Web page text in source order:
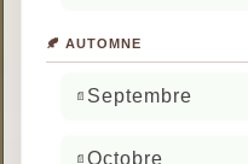
🍂 AUTOMNE
Septembre
Octobre